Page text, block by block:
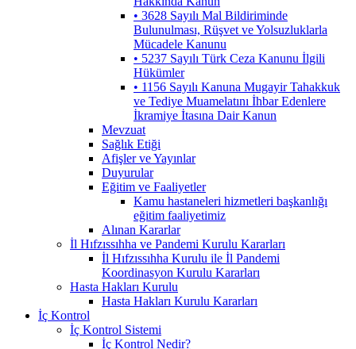
• 3628 Sayılı Mal Bildiriminde
Bulunulması, Rüşvet ve Yolsuzluklarla
Mücadele Kanunu
• 5237 Sayılı Türk Ceza Kanunu İlgili
Hükümler
• 1156 Sayılı Kanuna Mugayir Tahakkuk
ve Tediye Muamelatını İhbar Edenlere
İkramiye İtasına Dair Kanun
Mevzuat
Sağlık Etiği
Afişler ve Yayınlar
Duyurular
Eğitim ve Faaliyetler
Kamu hastaneleri hizmetleri başkanlığı
eğitim faaliyetimiz
Alınan Kararlar
İl Hıfzıssıhha ve Pandemi Kurulu Kararları
İl Hıfzıssıhha Kurulu ile İl Pandemi
Koordinasyon Kurulu Kararları
Hasta Hakları Kurulu
Hasta Hakları Kurulu Kararları
İç Kontrol
İç Kontrol Sistemi
İç Kontrol Nedir?